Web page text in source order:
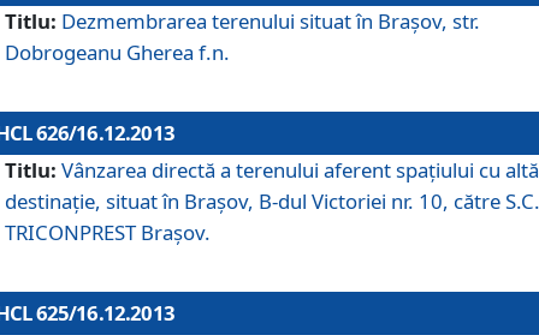
Titlu: Dezmembrarea terenului situat în Braşov, str.
Dobrogeanu Gherea f.n.
626/16.12.2013
Titlu: Vânzarea directă a terenului aferent spaţiului cu altă
destinaţie, situat în Braşov, B-dul Victoriei nr. 10, către S.C.
TRICONPREST Braşov.
625/16.12.2013